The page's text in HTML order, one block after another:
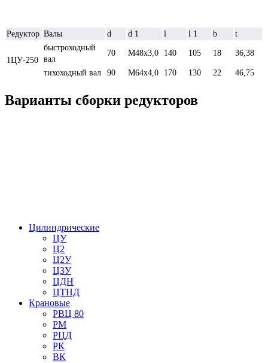
Редуктор Валы d d 1 l l 1 b t
1ЦУ-250
быстроходный
вал
70 М48х3,0 140 105 18 36,38
тихоходный вал 90 М64х4,0 170 130 22 46,75
Варианты сборки редукторов
Цилиндрические
ЦУ
Ц2
Ц2У
Ц3У
ЦДН
ЦТНД
Крановые
РВЦ 80
РМ
РЦД
РК
ВК